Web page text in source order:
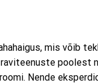
mis võib
poolest
Nende